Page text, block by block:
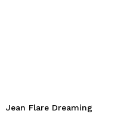
Jean Flare Dreaming